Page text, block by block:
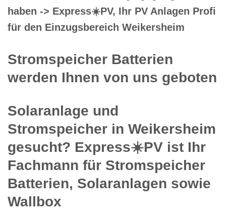
haben -> Express☀️PV️, Ihr PV Anlagen Profi
für den Einzugsbereich Weikersheim
Stromspeicher Batterien
werden Ihnen von uns geboten
Solaranlage und
Stromspeicher in Weikersheim
gesucht? Express☀️PV️ ist Ihr
Fachmann für Stromspeicher
Batterien, Solaranlagen sowie
Wallbox